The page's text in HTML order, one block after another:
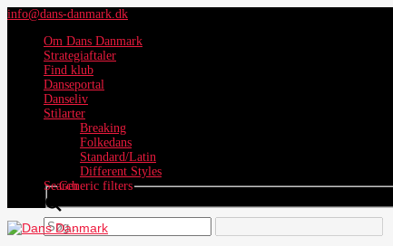
info@dans-danmark.dk
Om Dans Danmark
Strategiaftaler
Find klub
Danseportal
Danseliv
Stilarter
Breaking
Folkedans
Standard/Latin
Different Styles
Search
Generic filters